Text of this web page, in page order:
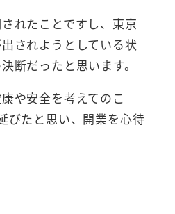
れたことですし、東京
されようとしている状
断だったと思います。
や安全を考えてのこ
びたと思い、開業を心待